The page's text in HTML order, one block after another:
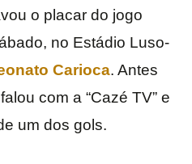
o placar do jogo
no Estádio Luso-
Carioca. Antes
com a “Cazé TV” e
um dos gols.